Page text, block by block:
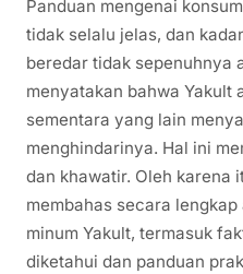
Panduan mengenai
tidak selalu jelas, dan
beredar tidak sepenuhnya
menyatakan bahwa Yakult
sementara yang lain
menghindarinya. Hal ini
dan khawatir. Oleh karena
membahas secara
minum Yakult, termasuk
diketahui dan panduan